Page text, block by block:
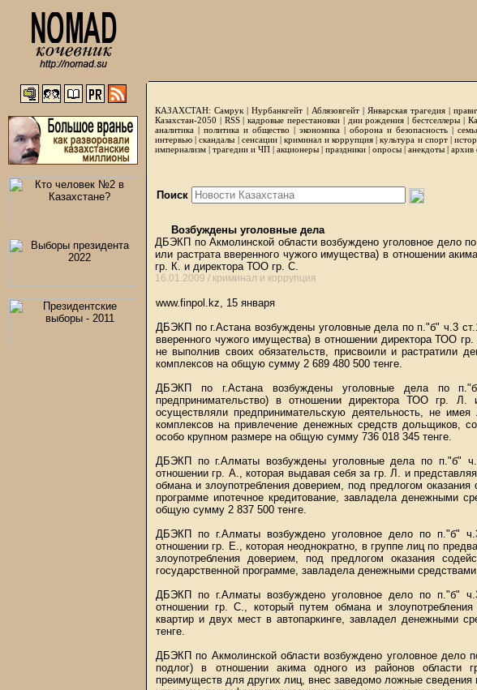
КАЗАХСТАН: Самрук |Нурбанкгейт | Аблязовгейт| Январская трагедия |
Казахстан-2050 | RSS|кадровые перестановки| дни рождения | бестселлеры|
аналитика | политика и общество | экономика | оборона и безопасность |
интервью |скандалы | сенсации|криминал и коррупция|культура и спорт|
империализм | трагедии и ЧП | акционеры | праздники | опросы | анекдоты | архив
Поиск
Возбуждены уголовные дела
ДБЭКП по Акмолинской области возбуждено уголовное дело
или растрата вверенного чужого имущества) в отношении
гр. К. и директора ТОО гр. С.
16.01.2009 / криминал и коррупция
www.finpol.kz, 15 января
ДБЭКП по г.Астана возбуждены уголовные дела по п."б" ч.3
вверенного чужого имущества) в отношении директора ТОО
не выполнив своих обязательств, присвоили и растратили
комплексов на общую сумму 2 689 480 500 тенге.
ДБЭКП по г.Астана возбуждены уголовные дела по
предпринимательство) в отношении директора ТОО гр. Л.
осуществляли предпринимательскую деятельность, не
комплексов на привлечение денежных средств дольщиков,
особо крупном размере на общую сумму 736 018 345 тенге.
ДБЭКП по г.Алматы возбуждены уголовные дела по п."б"
отношении гр. А., которая выдавая себя за гр. Л. и
обмана и злоупотребления доверием, под предлогом оказания
программе ипотечное кредитование, завладела денежными
общую сумму 2 837 500 тенге.
ДБЭКП по г.Алматы возбуждено уголовное дело по п."б"
отношении гр. Е., которая неоднократно, в группе лиц по
злоупотребления доверием, под предлогом оказания
государственной программе, завладела денежными
ДБЭКП по г.Алматы возбуждено уголовное дело по п."б"
отношении гр. С., который путем обмана и
квартир и двух мест в автопаркинге, завладел денежными
тенге.
ДБЭКП по Акмолинской области возбуждено уголовное дело
подлог) в отношении акима одного из районов области
преимуществ для других лиц, внес заведомо ложные сведения